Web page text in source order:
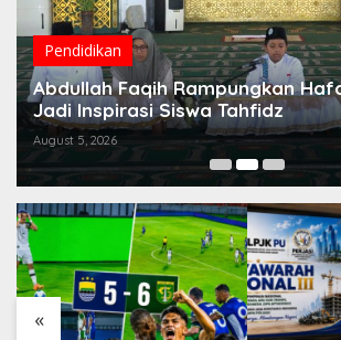
Pendidikan
Abdullah Faqih Rampungkan
Jadi Inspirasi Siswa Tahfidz
August 5, 2026
«